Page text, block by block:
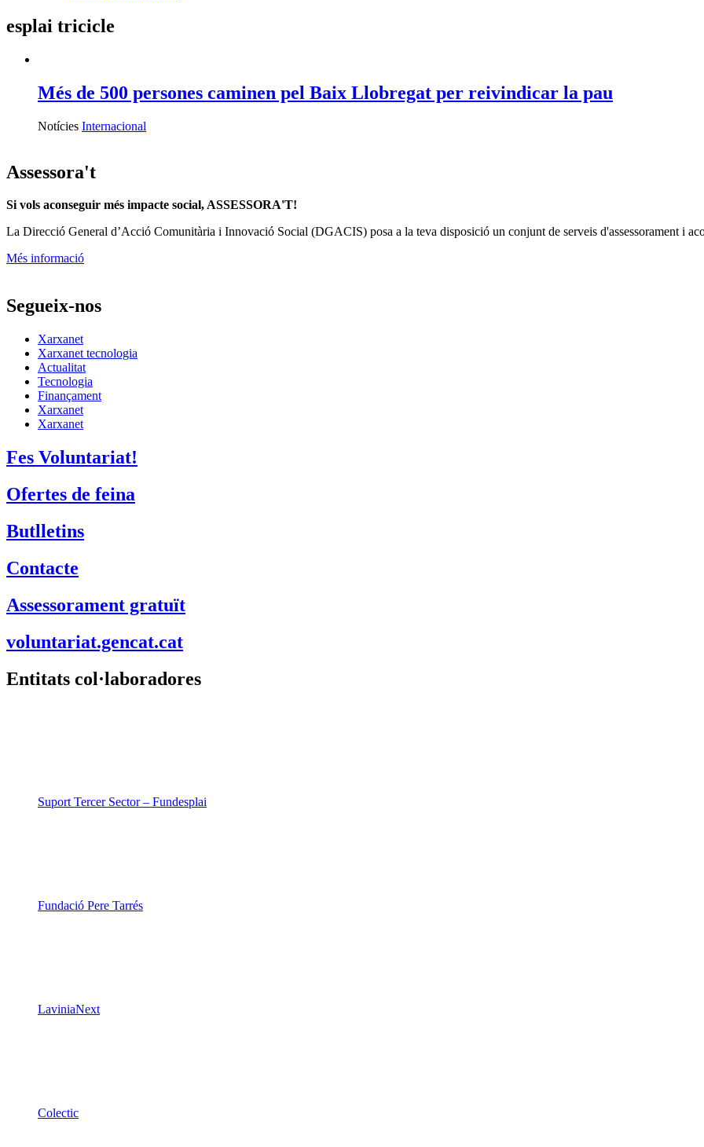
esplai tricicle
Més de 500 persones caminen pel Baix Llobregat per reivindicar la pau
Notícies Internacional
Assessora't
Si vols aconseguir més impacte social, ASSESSORA'T!
La Direcció General d’Acció Comunitària i Innovació Social (DGACIS) posa a la teva disposició un conjunt de serveis d'assessorament i
Més informació
Segueix-nos
Xarxanet
Xarxanet tecnologia
Actualitat
Tecnologia
Finançament
Xarxanet
Xarxanet
Fes Voluntariat!
Ofertes de feina
Butlletins
Contacte
Assessorament gratuït
voluntariat.gencat.cat
Entitats col·laboradores
Suport Tercer Sector – Fundesplai
Fundació Pere Tarrés
LaviniaNext
Colectic